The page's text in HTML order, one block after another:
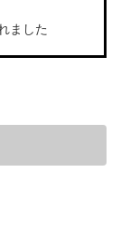
ました